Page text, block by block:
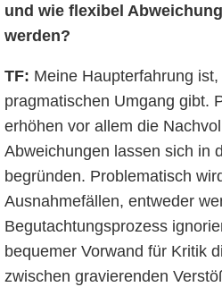
und wie flexibel
werden?
TF: Meine Haupterfahrung
pragmatischen Umgang gibt.
erhöhen vor allem die
Abweichungen lassen sich in
begründen. Problematisch
Ausnahmefällen, entweder
Begutachtungsprozess
bequemer Vorwand für Kritik
zwischen gravierenden